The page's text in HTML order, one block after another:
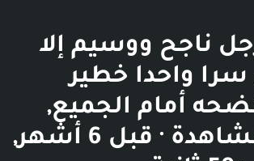
ناجح ووسيم إلا
سرا واحدا خطير
أمام الجميع,
1.7 ألف مشاهدة · قبل 6 أشهر,